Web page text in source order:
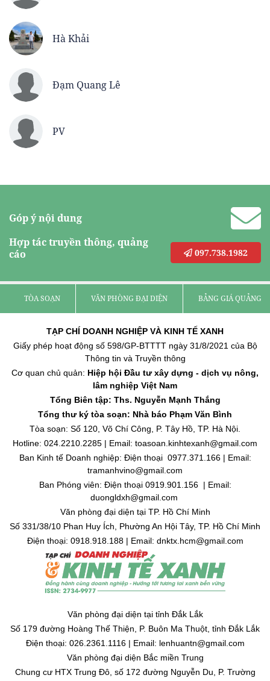
Hà Khải
Đạm Quang Lê
PV
Góp ý nội dung
Hợp tác truyền thông, quảng
cáo
097.738.1982
TÒA SOẠN VĂN PHÒNG ĐẠI DIỆN BẢNG GIÁ QUẢNG
TẠP CHÍ DOANH NGHIỆP VÀ KINH TẾ XANH
Giấy phép hoạt động số 598/GP-BTTTT ngày 31/8/2021 của Bộ
Thông tin và Truyền thông
Cơ quan chủ quản: Hiệp hội Đầu tư xây dựng - dịch vụ nông,
lâm nghiệp Việt Nam
Tổng Biên tập: Ths. Nguyễn Mạnh Thắng
Tổng thư ký tòa soạn: Nhà báo Phạm Văn Bình
Tòa soạn: Số 120, Võ Chí Công, P. Tây Hồ, TP. Hà Nội.
Hotline: 024.2210.2285 | Email: toasoan.kinhtexanh@gmail.com
Ban Kinh tế Doanh nghiệp: Điện thoại 0977.371.166 | Email:
tramanhvino@gmail.com
Ban Phóng viên: Điện thoại 0919.901.156 | Email:
duongldxh@gmail.com
Văn phòng đại diện tại TP. Hồ Chí Minh
Số 331/38/10 Phan Huy Ích, Phường An Hội Tây, TP. Hồ Chí Minh
Điện thoại: 0918.918.188 | Email: dnktx.hcm@gmail.com
Văn phòng đại diện tại tỉnh Đắk Lắk
Số 179 đường Hoàng Thế Thiện, P. Buôn Ma Thuột, tỉnh Đắk Lắk
Điện thoại: 026.2361.1116 | Email: lenhuantn@gmail.com
Văn phòng đại diện Bắc miền Trung
Chung cư HTX Trung Đô, số 172 đường Nguyễn Du, P. Trường